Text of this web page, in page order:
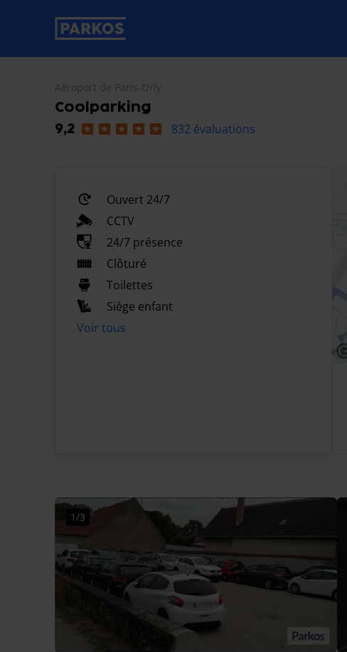
étiquette-de-navigation-principale
Aéroport de Paris-Orly
Coolparking
9,2
832 évaluations
Ouvert 24/7
CCTV
24/7 présence
Clôturé
Toilettes
Siège enfant
Voir tous
1/3